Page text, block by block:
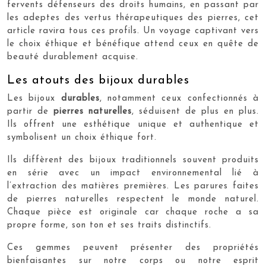
fervents défenseurs des droits humains, en passant par
les adeptes des vertus thérapeutiques des pierres, cet
article ravira tous ces profils. Un voyage captivant vers
le choix éthique et bénéfique attend ceux en quête de
beauté durablement acquise.
Les atouts des bijoux durables
Les bijoux durables, notamment ceux confectionnés à
partir de pierres naturelles, séduisent de plus en plus.
Ils offrent une esthétique unique et authentique et
symbolisent un choix éthique fort.
Ils diffèrent des bijoux traditionnels souvent produits
en série avec un impact environnemental lié à
l’extraction des matières premières. Les parures faites
de pierres naturelles respectent le monde naturel.
Chaque pièce est originale car chaque roche a sa
propre forme, son ton et ses traits distinctifs.
Ces gemmes peuvent présenter des propriétés
bienfaisantes sur notre corps ou notre esprit